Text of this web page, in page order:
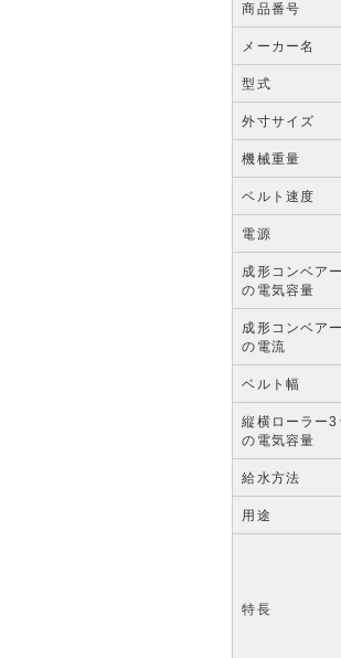
商品番号
メーカー名
型式
外寸サイズ
機械重量
ベルト速度
電源
成形コンベア
の電気容量
成形コンベア
の電流
ベルト幅
縦横ローラー3
の電気容量
給水方法
用途
特長